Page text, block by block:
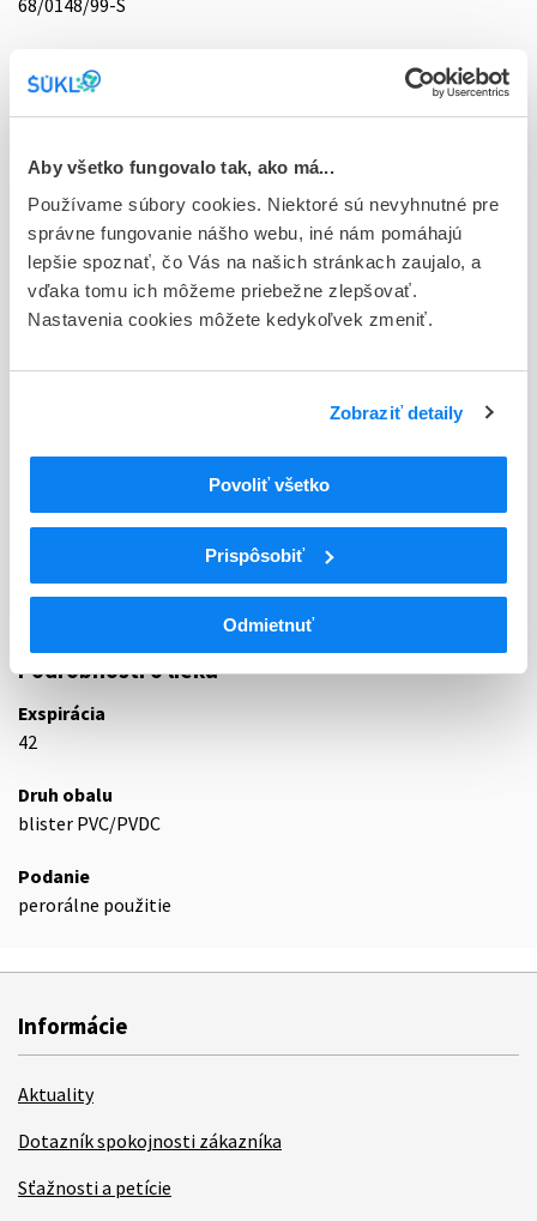
Aby všetko fungovalo tak, ako má...
Používame súbory cookies. Niektoré sú nevyhnutné pre
správne fungovanie nášho webu, iné nám pomáhajú
lepšie spoznať, čo Vás na našich stránkach zaujalo, a
vďaka tomu ich môžeme priebežne zlepšovať.
Nastavenia cookies môžete kedykoľvek zmeniť.
Zobraziť detaily
Povoliť všetko
Prispôsobiť
Odmietnuť
68/0148/99-S
tbl obd 30x25 mg (blist.PVC/PVDC)
D - Registrácia bez obmedzenia platnosti
Typ registračnej procedúry
Národná
Držiteľ, krajina
Teva B.V., Holandsko
68 - ANTIPSYCHOTICA (NEUROLEPTICA)
ATC
Centrálna nervová sústava
N05
Psycholeptiká
Antipsychotiká
N05AX11
Zotepín
Podrobnosti o lieku
Exspirácia
42
Druh obalu
blister PVC/PVDC
Podanie
perorálne použitie
Informácie
Aktuality
Dotazník spokojnosti zákazníka
Sťažnosti a petície